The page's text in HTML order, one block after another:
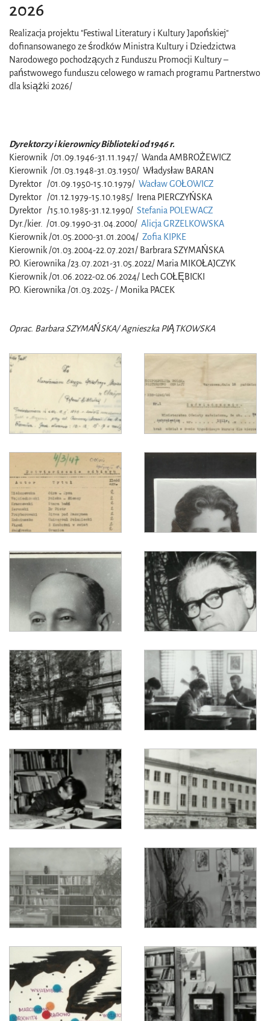
2026
Realizacja projektu "Festiwal Literatury i Kultury Japońskiej"
dofinansowanego ze środków Ministra Kultury i Dziedzictwa
Narodowego pochodzących z Funduszu Promocji Kultury –
państwowego funduszu celowego w ramach programu Partnerstwo
dla książki 2026/
Dyrektorzy i kierownicy Biblioteki od 1946 r.
Kierownik /01.09.1946-31.11.1947/ Wanda AMBROŻEWICZ
Kierownik /01.03.1948-31.03.1950/ Władysław BARAN
Dyrektor /01.09.1950-15.10.1979/ Wacław GOŁOWICZ
Dyrektor /01.12.1979-15.10.1985/ Irena PIERCZYŃSKA
Dyrektor /15.10.1985-31.12.1990/ Stefania POLEWACZ
Dyr./kier. /01.09.1990-31.04.2000/ Alicja GRZELKOWSKA
Kierownik /01.05.2000-31.01.2004/ Zofia KIPKE
Kierownik /01.03.2004-22.07.2021/ Barbrara SZYMAŃSKA
P.O. Kierownika /23.07.2021-31.05.2022/ Maria MIKOŁAJCZYK
Kierownik /01.06.2022-02.06.2024/ Lech GOŁĘBICKI
P.O. Kierownika /01.03.2025- / Monika PACEK
Oprac. Barbara SZYMAŃSKA/ Agnieszka PIĄTKOWSKA